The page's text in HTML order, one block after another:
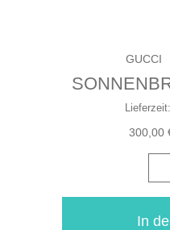
GUCCI
Lieferzeit:
300,00
In